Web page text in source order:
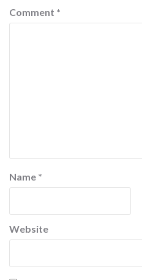
Comment *
Name *
Website